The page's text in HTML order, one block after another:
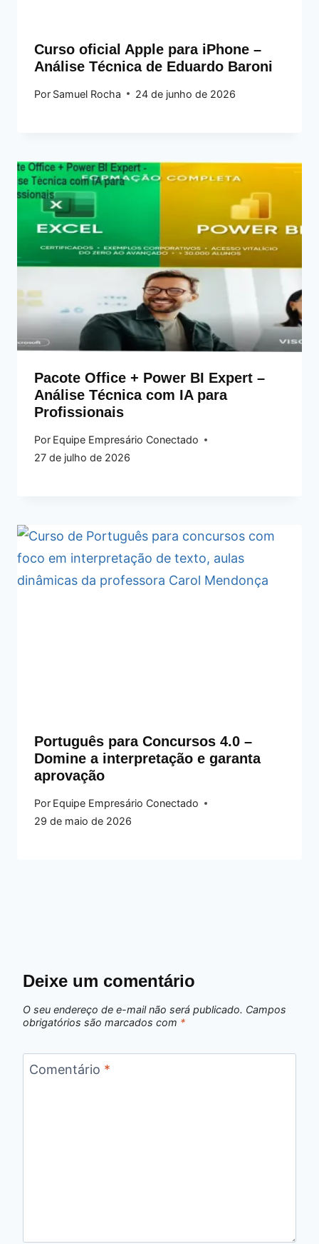
Curso oficial Apple para iPhone –
Análise Técnica de Eduardo Baroni
Por Samuel Rocha 24 de junho de 2026
Pacote Office + Power BI Expert –
Análise Técnica com IA para
Profissionais
Por Equipe Empresário Conectado
27 de julho de 2026
Português para Concursos 4.0 –
Domine a interpretação e garanta
aprovação
Por Equipe Empresário Conectado
29 de maio de 2026
Deixe um comentário
O seu endereço de e-mail não será publicado. Campos
obrigatórios são marcados com *
Comentário *